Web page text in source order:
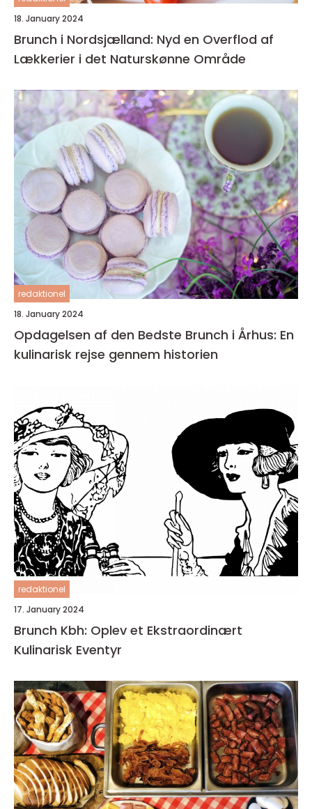
18. January 2024
Brunch i Nordsjælland: Nyd en Overflod af
Lækkerier i det Naturskønne Område
redaktionel
18. January 2024
Opdagelsen af den Bedste Brunch i Århus: En
kulinarisk rejse gennem historien
redaktionel
17. January 2024
Brunch Kbh: Oplev et Ekstraordinært
Kulinarisk Eventyr